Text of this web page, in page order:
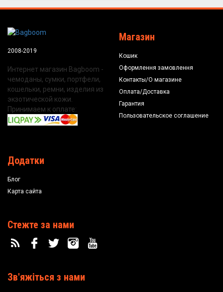
2008-2019
Интернет магазин Bagboom -
чемоданы, сумки, портфели,
кошельки, ремни, изделия из
экзотической кожи.
Принимаем к оплате:
Магазин
Кошик
Оформлення замовлення
Контакты/О магазине
Оплата/Доставка
Гарантия
Пользовательское соглашение
Додатки
Блог
Карта сайта
Стежте за нами
Зв'яжіться з нами